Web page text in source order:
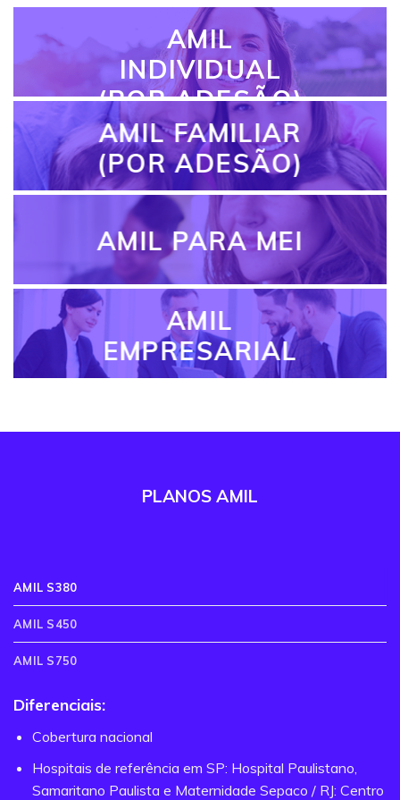
AMIL
INDIVIDUAL
(POR ADESÃO)
AMIL FAMILIAR
(POR ADESÃO)
AMIL PARA MEI
AMIL
EMPRESARIAL
PLANOS AMIL
AMIL S380
AMIL S450
AMIL S750
Diferenciais:
Cobertura nacional
Hospitais de referência em SP: Hospital Paulistano,
Samaritano Paulista e Maternidade Sepaco / RJ: Centro